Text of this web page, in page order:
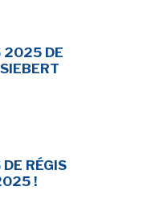
2025 DE
RÉGIS
!